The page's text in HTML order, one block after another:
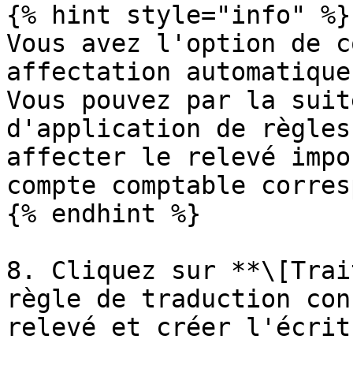
{% hint style="info" %}
Vous avez l'option de
affectation
Vous pouvez par la
d'application de
affecter le relevé
compte comptable
{% endhint %}
8. Cliquez sur
règle de traduction
relevé et créer